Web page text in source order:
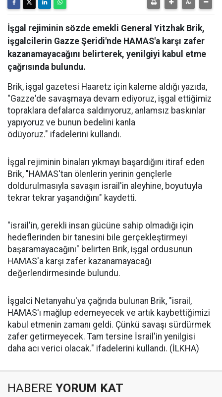
İşgal rejiminin sözde emekli General Yitzhak Brik,
işgalcilerin Gazze Şeridi'nde HAMAS'a karşı zafer
kazanamayacağını belirterek, yenilgiyi kabul etme
çağrısında bulundu.
Brik, işgal gazetesi Haaretz için kaleme aldığı yazıda,
"Gazze'de savaşmaya devam ediyoruz, işgal ettiğimiz
topraklara defalarca saldırıyoruz, anlamsız baskınlar
yapıyoruz ve bunun bedelini kanla
ödüyoruz." ifadelerini kullandı.
İşgal rejiminin binaları yıkmayı başardığını itiraf eden
Brik, "HAMAS'tan ölenlerin yerinin gençlerle
doldurulmasıyla savaşın israil'in aleyhine, boyutuyla
tekrar tekrar yaşandığını" kaydetti.
"israil'in, gerekli insan gücüne sahip olmadığı için
hedeflerinden bir tanesini bile gerçekleştirmeyi
başaramayacağını" belirten Brik, işgal ordusunun
HAMAS'a karşı zafer kazanamayacağı
değerlendirmesinde bulundu.
İşgalci Netanyahu'ya çağrıda bulunan Brik, "israil,
HAMAS'ı mağlup edemeyecek ve artık kaybettiğimizi
kabul etmenin zamanı geldi. Çünkü savaşı sürdürmek
zafer getirmeyecek. Tam tersine İsrail'in yenilgisi
daha acı verici olacak." ifadelerini kullandı. (İLKHA)
HABERE YORUM KAT